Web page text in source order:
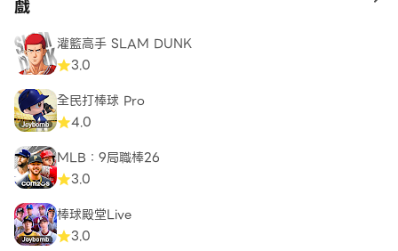
戲
灌籃高手 SLAM DUNK
3.0
全民打棒球 Pro
4.0
MLB：9局職棒26
3.0
棒球殿堂Live
3.0